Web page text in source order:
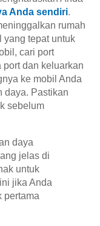
Anda sendiri.
rumah
yang tepat untuk
cari port
dan keluarkan
ke mobil Anda
daya. Pastikan
sebelum
daya
jelas di
untuk
jika Anda
pertama